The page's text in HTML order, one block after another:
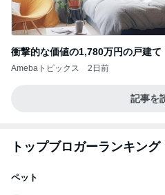
衝撃的な価値の1,780万円の戸建て
Amebaトピックス 2日前
記事を
トップブロガーランキング
ペット